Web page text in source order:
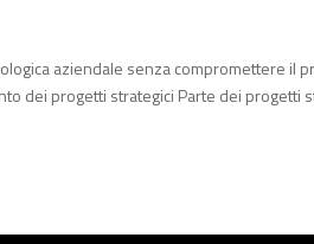
aziendale senza compromettere il
dei progetti strategici Parte dei progetti